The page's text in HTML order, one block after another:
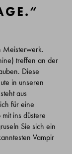
Meisterwerk.
treffen an der
Diese
in unseren
aus
für eine
ins düstere
Sie sich ein
Vampir